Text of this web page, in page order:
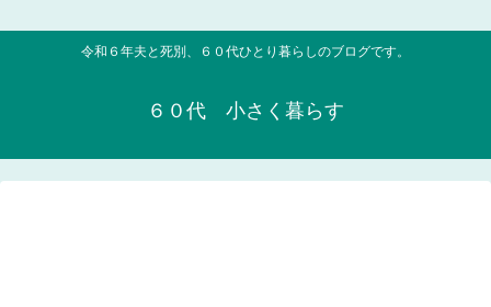
令和６年夫と死別、６０代ひとり暮らしのブログです。
６０代 小さく暮らす